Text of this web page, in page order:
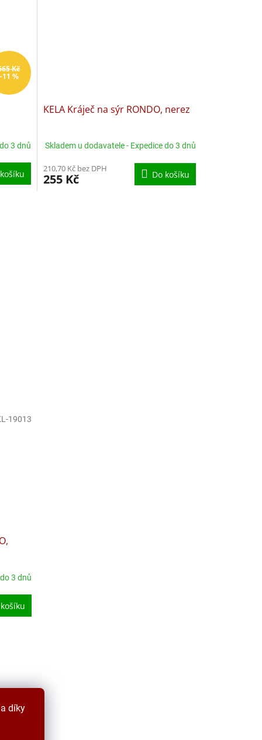
díky
Kč
%
3 dnů
KELA Kráječ na sýr RONDO, nerez
Skladem u dodavatele - Expedice do 3 dnů
210,70 Kč bez DPH
255 Kč Do košíku
3 dnů
19013